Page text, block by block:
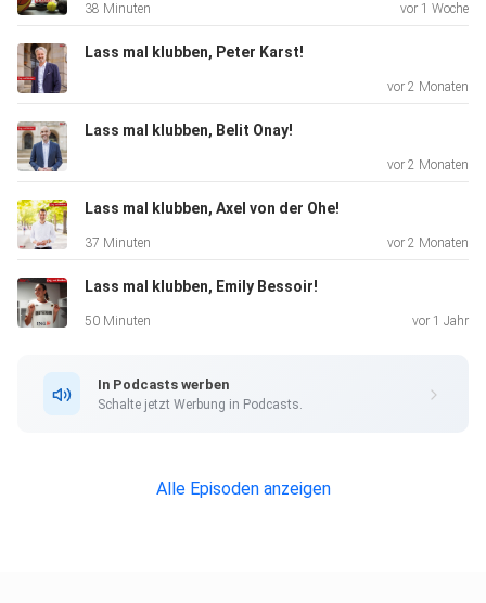
38 Minuten vor 1 Woche
Lass mal klubben, Peter Karst!
vor 2 Monaten
Lass mal klubben, Belit Onay!
vor 2 Monaten
Lass mal klubben, Axel von der Ohe!
37 Minuten vor 2 Monaten
Lass mal klubben, Emily Bessoir!
50 Minuten vor 1 Jahr
In Podcasts werben
Schalte jetzt Werbung in Podcasts.
Alle Episoden anzeigen